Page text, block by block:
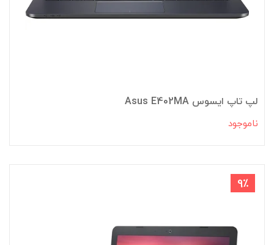
لپ تاپ ایسوس Asus E402MA
ناموجود
9٪